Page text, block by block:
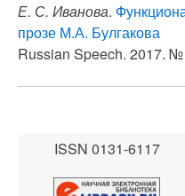
Е. С. Иванова.
прозе М.А. Булгакова
Russian Speech. 2017.
ISSN 0131-6117